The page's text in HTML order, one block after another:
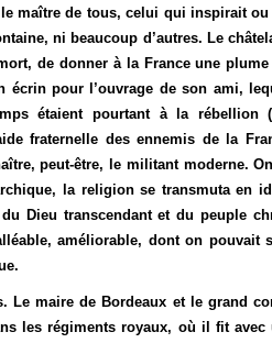
maître de tous, celui qui inspirait
ni beaucoup d’autres. Le
de donner à la France une
écrin pour l’ouvrage de son ami,
étaient pourtant à la rébellion
fraternelle des ennemis de la
peut-être, le militant moderne.
la religion se transmuta en
Dieu transcendant et du peuple
améliorable, dont on pouvait
Le maire de Bordeaux et le grand
les régiments royaux, où il fit